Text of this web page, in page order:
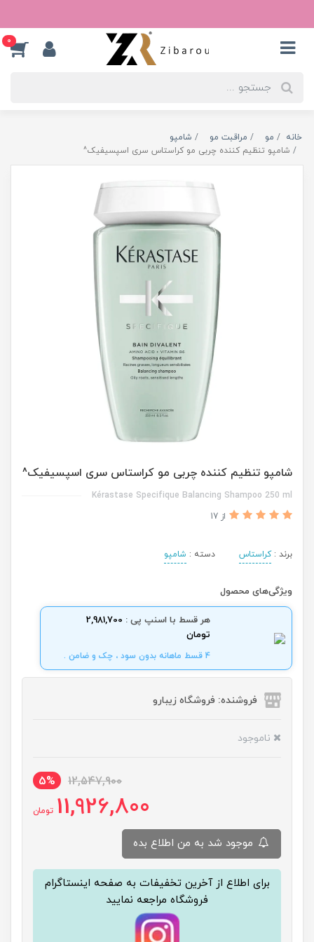
0
خانه مو مراقبت مو
شامپو
شامپو تنظیم کننده چربی مو کراستاس سری اسپسیفیک^
شامپو تنظیم کننده چربی مو کراستاس سری اسپسیفیک^
Kérastase Specifique Balancing Shampoo 250 ml
از 17
برند :کراستاس دسته : شامپو
ویژگی‌های محصول
هر قسط با اسنپ پی : 2,981,700
تومان
4 قسط ماهانه بدون سود ، چک و ضامن .
فروشنده: فروشگاه زیبارو
ناموجود
12,547,900
5%
11,926,800 تومان
برای اطلاع از آخرین تخفیفات به صفحه اینستاگرام
فروشگاه مراجعه نمایید